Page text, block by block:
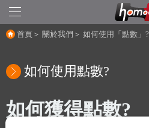
首頁 ＞ 關於我們 ＞ 如何使用「點數」?
如何使用點數?
如何獲得點數?